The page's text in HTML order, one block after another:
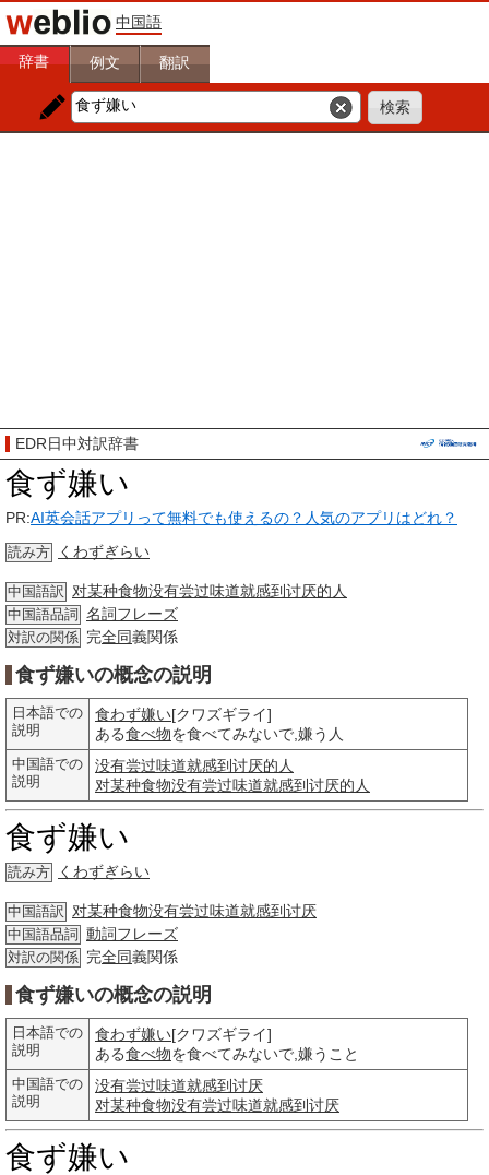
中国語
辞書 例文 翻訳
EDR日中対訳辞書
食ず嫌い
PR:AI英会話アプリって無料でも使えるの？人気のアプリはどれ？
読み方 くわずぎらい
中国語訳 对某种食物没有尝过味道就感到讨厌的人
中国語品詞 名詞フレーズ
対訳の関係 完全同義関係
食ず嫌いの概念の説明
日本語での
説明
食わず嫌い[クワズギライ]
ある食べ物を食べてみないで,嫌う人
中国語での
説明
没有尝过味道就感到讨厌的人
对某种食物没有尝过味道就感到讨厌的人
食ず嫌い
読み方 くわずぎらい
中国語訳 对某种食物没有尝过味道就感到讨厌
中国語品詞 動詞フレーズ
対訳の関係 完全同義関係
食ず嫌いの概念の説明
日本語での
説明
食わず嫌い[クワズギライ]
ある食べ物を食べてみないで,嫌うこと
中国語での
説明
没有尝过味道就感到讨厌
对某种食物没有尝过味道就感到讨厌
食ず嫌い